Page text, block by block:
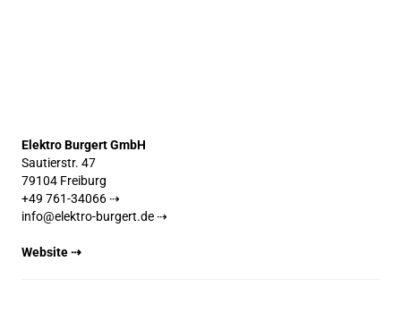
Elektro Burgert GmbH
Sautierstr. 47
79104 Freiburg
+49 761-34066 ⇢
info@elektro-burgert.de ⇢
Website ⇢